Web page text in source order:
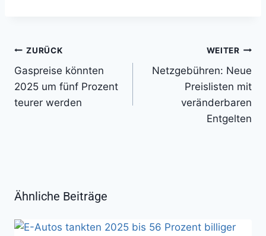
Beitragsnavigation
ZURÜCK
Gaspreise könnten
2025 um fünf Prozent
teurer werden
WEITER
Netzgebühren: Neue
Preislisten mit
veränderbaren
Entgelten
Ähnliche Beiträge